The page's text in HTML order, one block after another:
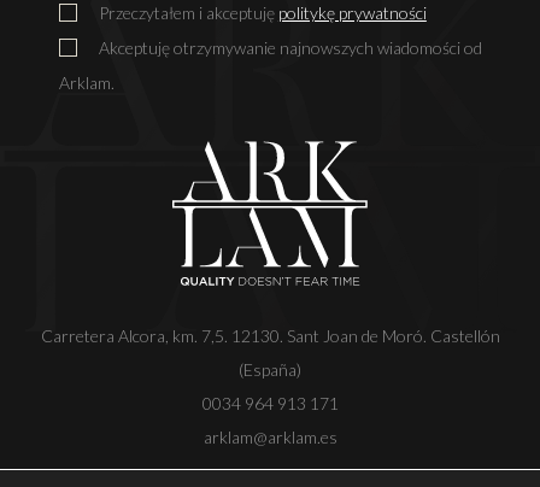
Carretera Alcora, km. 7,5. 12130. Sant Joan de Moró. Castellón
(España)
0034 964 913 171
arklam@arklam.es
Przeczytałem i akceptuję politykę prywatności
Akceptuję otrzymywanie najnowszych wiadomości od
Arklam.